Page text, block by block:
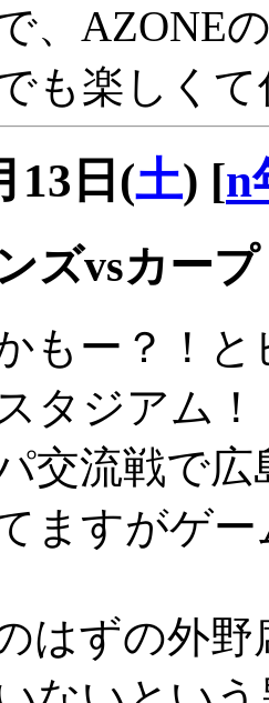
、AZONE
も楽しく
13日(土) [n
ズvsカープ
もー？！
タジアム！
交流戦で
ますがゲ
はずの外